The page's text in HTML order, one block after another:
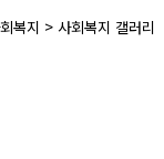
복지 > 사회복지 갤러리